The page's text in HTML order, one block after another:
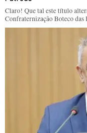
Claro! Que tal este título
Confraternização Boteco